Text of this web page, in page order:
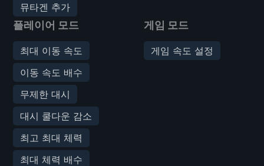
뮤타겐 추가
플레이어 모드
최대 이동 속도
이동 속도 배수
무제한 대시
대시 쿨다운 감소
최고 최대 체력
최대 체력 배수
게임 모드
게임 속도 설정